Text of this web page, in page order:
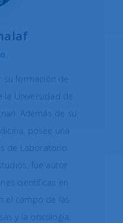
formación de
la Universidad de
Además de su
posee una
de Laboratorio
fue autor
científicas en
el campo de las
y la oncología.